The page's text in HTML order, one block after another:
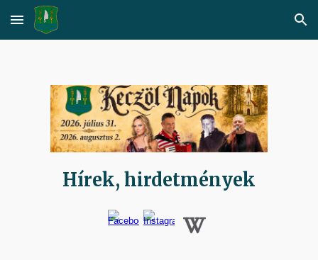
Skip to main content Skip to navigation
Hírek, hirdetmények